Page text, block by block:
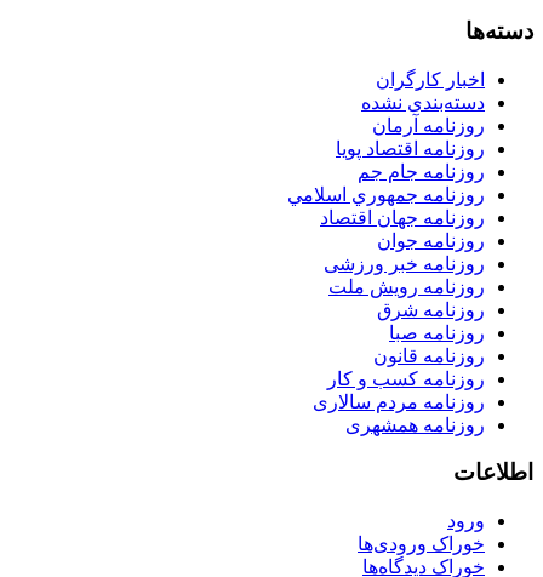
دسته‌ها
اخبار کارگران
دسته‌بندی نشده
روزنامه آرمان
روزنامه اقتصاد پویا
روزنامه جام جم
روزنامه جمهوري اسلامي
روزنامه جهان اقتصاد
روزنامه جوان
روزنامه خبر ورزشى
روزنامه رویش ملت
روزنامه شرق
روزنامه صبا
روزنامه قانون
روزنامه كسب و كار
روزنامه مردم سالاری
روزنامه همشهری
اطلاعات
ورود
خوراک ورودی‌ها
خوراک دیدگاه‌ها